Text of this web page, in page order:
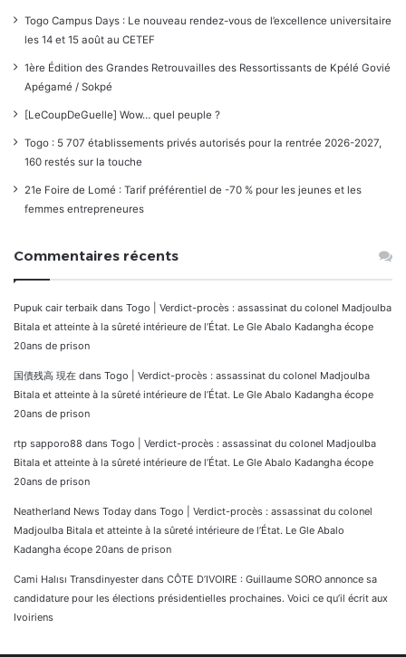
Togo Campus Days : Le nouveau rendez-vous de l’excellence universitaire
les 14 et 15 août au CETEF
1ère Édition des Grandes Retrouvailles des Ressortissants de Kpélé Govié
Apégamé / Sokpé
[LeCoupDeGuelle] Wow… quel peuple ?
Togo : 5 707 établissements privés autorisés pour la rentrée 2026-2027,
160 restés sur la touche
21e Foire de Lomé : Tarif préférentiel de -70 % pour les jeunes et les
femmes entrepreneures
Commentaires récents
Pupuk cair terbaik dans Togo | Verdict-procès : assassinat du colonel Madjoulba
Bitala et atteinte à la sûreté intérieure de l’État. Le Gle Abalo Kadangha écope
20ans de prison
国債残高 現在 dans Togo | Verdict-procès : assassinat du colonel Madjoulba
Bitala et atteinte à la sûreté intérieure de l’État. Le Gle Abalo Kadangha écope
20ans de prison
rtp sapporo88 dans Togo | Verdict-procès : assassinat du colonel Madjoulba
Bitala et atteinte à la sûreté intérieure de l’État. Le Gle Abalo Kadangha écope
20ans de prison
Neatherland News Today dans Togo | Verdict-procès : assassinat du colonel
Madjoulba Bitala et atteinte à la sûreté intérieure de l’État. Le Gle Abalo
Kadangha écope 20ans de prison
Cami Halısı Transdinyester dans CÔTE D’IVOIRE : Guillaume SORO annonce sa
candidature pour les élections présidentielles prochaines. Voici ce qu’il écrit aux
Ivoiriens